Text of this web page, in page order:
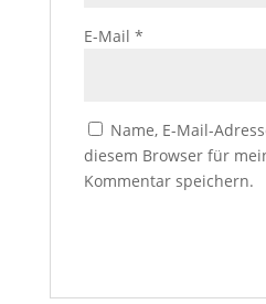
E-Mail *
Name, E-Mail-
diesem Browser für
Kommentar speichern.